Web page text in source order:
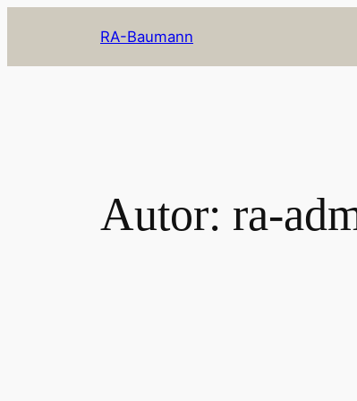
springen
RA-Baumann
Autor: ra-